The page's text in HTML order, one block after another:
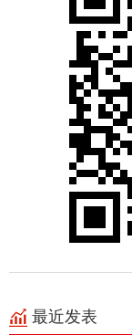
最近发表